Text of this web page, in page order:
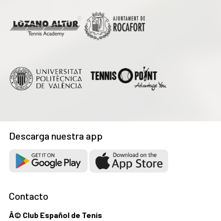
Descarga nuestra app
Contacto
Â© Club Español de Tenis